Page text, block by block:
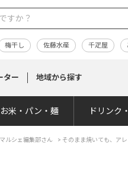
梅干し 佐藤水産 千疋屋
ター 地域から探す
お米・パン・麺 ドリンク
マルシェ編集部さん > そのまま焼いても、ア